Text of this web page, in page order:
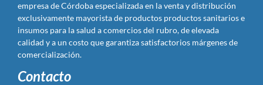
empresa de Córdoba especializada en la venta y distribución
exclusivamente mayorista de productos productos sanitarios e
insumos para la salud a comercios del rubro, de elevada
calidad y a un costo que garantiza satisfactorios márgenes de
comercialización.
Contacto